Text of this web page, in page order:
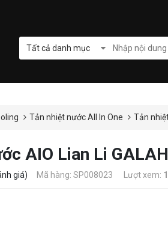
Tất cả danh mục
Tản nhiệt nước All In One Tản
AIO Lian Li
giá) Mã hàng: SP008023 Lượt xem: